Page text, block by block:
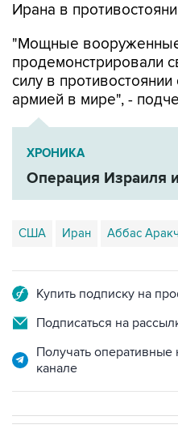
"Мощные вооруженные
силу в
армией в мире", -
ХРОНИКА
Операция Израиля
США Иран Аббас
Подписаться на
Получать